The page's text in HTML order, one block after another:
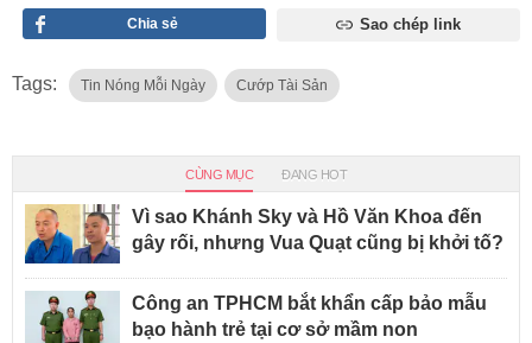
Chia sẻ Sao chép link
Tags: Tin Nóng Mỗi Ngày Cướp Tài Sản
CÙNG MỤC ĐANG HOT
Vì sao Khánh Sky và Hồ Văn Khoa đến
gây rối, nhưng Vua Quạt cũng bị khởi tố?
Công an TPHCM bắt khẩn cấp bảo mẫu
bạo hành trẻ tại cơ sở mầm non